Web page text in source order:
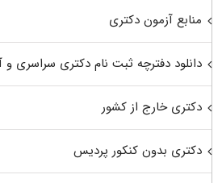
منابع آزمون دکتری
دانلود دفترچه ثبت نام دکتری سراسری و
دکتری خارج از کشور
دکتری بدون کنکور پردیس